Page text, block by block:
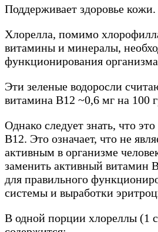
Поддерживает здоровье кожи.
Хлорелла, помимо
витамины и минералы,
функционирования
Эти зеленые водоросли
витамина B12 ~0,6 мг на 100
Однако следует знать, что
B12. Это означает, что не
активным в организме
заменить активный витамин
для правильного
системы и выработки
В одной порции хлореллы (1